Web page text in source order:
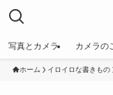
写真とカメラ カメラの
ホーム イロイロな書きもの